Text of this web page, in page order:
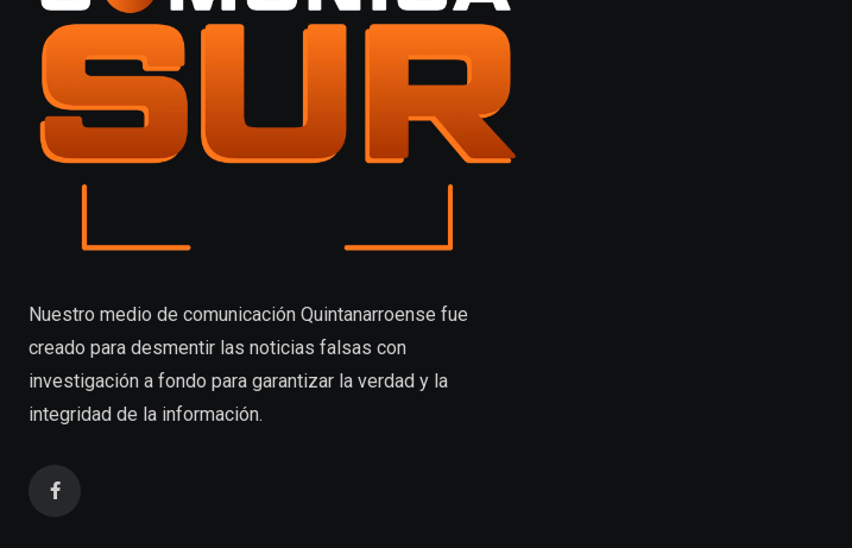
Nuestro medio de comunicación Quintanarroense fue
creado para desmentir las noticias falsas con
investigación a fondo para garantizar la verdad y la
integridad de la información.